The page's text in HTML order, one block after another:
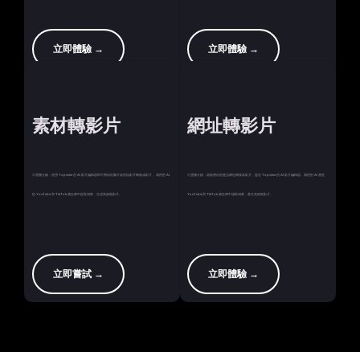
立即體驗 → 立即體驗 →
素材轉影片
只需幾分鐘，使用 Topview 的 AI 影片編輯器即可將你的圖片或原始影片轉換成影片。 我們的 AI
從 YouTube 和 TikTok 廣告庫中提取洞察，生成高效能影片。
立即嘗試 →
網址轉影片
只需幾分鐘，就能將你的產品網址轉換為影片，盡在 Topview 的 AI 影片編輯器。我們的 AI 會從
YouTube 與 TikTok 廣告庫中擷取洞察，產生高效能影片。
立即體驗 →